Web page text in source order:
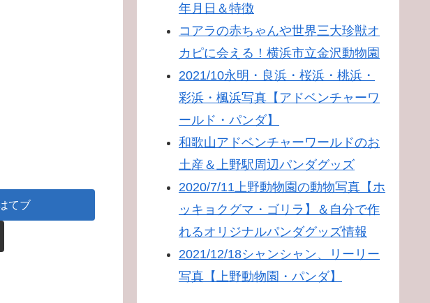
てブ
年月日＆特徴
コアラの赤ちゃんや世界三大珍獣オ
カピに会える！横浜市立金沢動物園
2021/10永明・良浜・桜浜・桃浜・
彩浜・楓浜写真【アドベンチャーワ
ールド・パンダ】
和歌山アドベンチャーワールドのお
土産＆上野駅周辺パンダグッズ
2020/7/11上野動物園の動物写真【ホ
ッキョクグマ・ゴリラ】＆自分で作
れるオリジナルパンダグッズ情報
2021/12/18シャンシャン、リーリー
写真【上野動物園・パンダ】